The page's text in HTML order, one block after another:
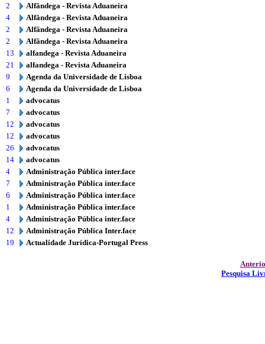
2
Alfândega - Revista Aduaneira
4
Alfândega - Revista Aduaneira
2
Alfândega - Revista Aduaneira
2
Alfândega - Revista Aduaneira
13
alfandega - Revista Aduaneira
21
alfandega - Revista Aduaneira
9
Agenda da Universidade de Lisboa
6
Agenda da Universidade de Lisboa
1
advocatus
7
advocatus
12
advocatus
12
advocatus
26
advocatus
14
advocatus
4
Administração Pública inter.face
7
Administração Pública inter.face
6
Administração Pública inter.face
1
Administração Pública inter.face
4
Administração Pública inter.face
12
Administração Pública Inter.face
19
Actualidade Jurídica-Portugal Press
Pesquisa